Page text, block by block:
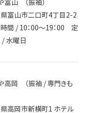
富山 （振袖）
富山市二口町4丁目2-2
間 / 10：00～19：00 定
/ 水曜日
高岡 （振袖 / 専門きも
高岡市新横町1 ホテル